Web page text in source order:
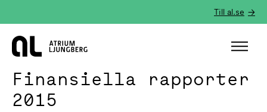
Till al.se
Hem
Finansiella rapporter
2015